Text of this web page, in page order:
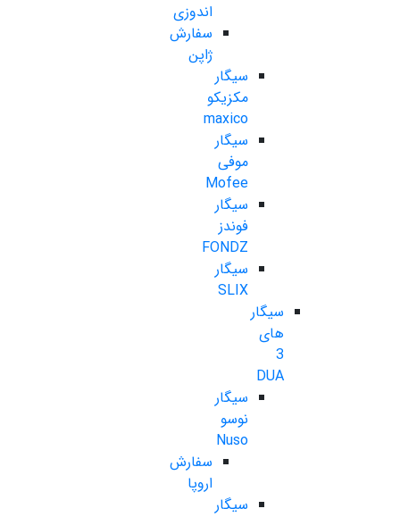
اندوزی
سفارش
ژاپن
سیگار
مکزیکو
maxico
سیگار
موفی
Mofee
سیگار
فوندز
FONDZ
سیگار
SLIX
سیگار
های
3
DUA
سیگار
نوسو
Nuso
سفارش
اروپا
سیگار